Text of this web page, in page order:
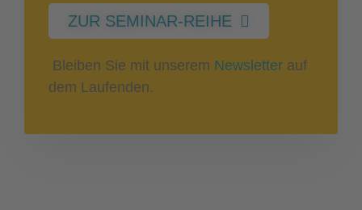
ZUR SEMINAR-REIHE
Bleiben Sie mit unserem Newsletter auf
dem Laufenden.